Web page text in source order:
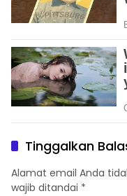
Tinggalkan
Alamat email Anda
wajib ditandai *